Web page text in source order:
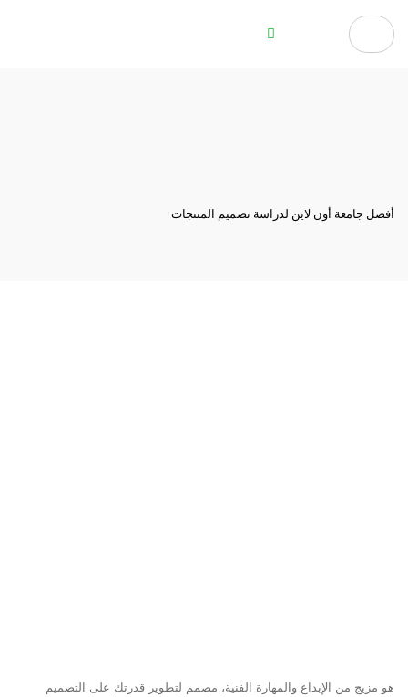
أفضل جامعة أون لاين لدراسة تصميم المنتجات
هو مزيج من الإبداع والمهارة الفنية، مصمم لتطوير قدرتك على التصميم